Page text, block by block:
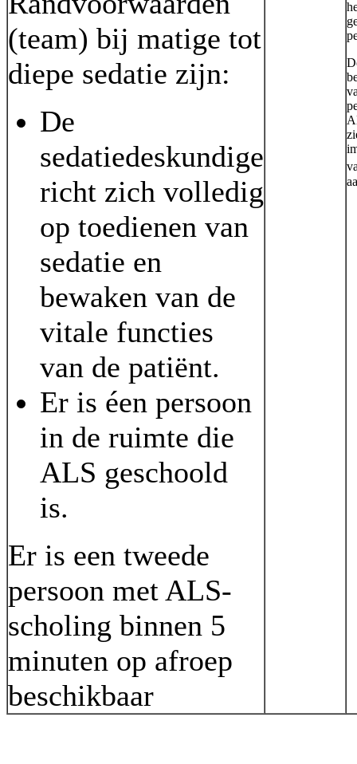
(team) bij matige tot
diepe sedatie zijn:
De
sedatiedeskundige
richt zich volledig
op toedienen van
sedatie en
bewaken van de
vitale functies
van de patiënt.
Er is éen persoon
in de ruimte die
ALS geschoold
is.
Er is een tweede
persoon met ALS-
scholing binnen 5
minuten op afroep
beschikbaar